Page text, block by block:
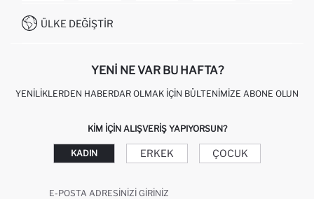
İŞLEM REHBERI
KAMPANYALAR
0850 333 22 86
ÜLKE DEĞIŞTIR
YENI NE VAR BU HAFTA?
YENILIKLERDEN HABERDAR OLMAK İÇIN BÜLTENIMIZE ABONE OLUN
KIM IÇIN ALIŞVERIŞ YAPIYORSUN?
KADIN ERKEK ÇOCUK
E-POSTA ADRESINIZI GIRINIZ